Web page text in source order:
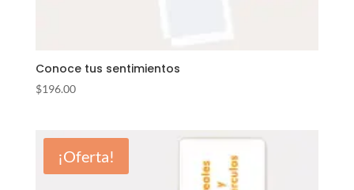
Conoce tus sentimientos
$196.00
¡Oferta!